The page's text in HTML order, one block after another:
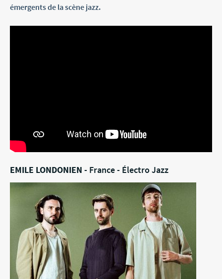
émergents de la scène jazz.
EMILE LONDONIEN - France - Électro Jazz